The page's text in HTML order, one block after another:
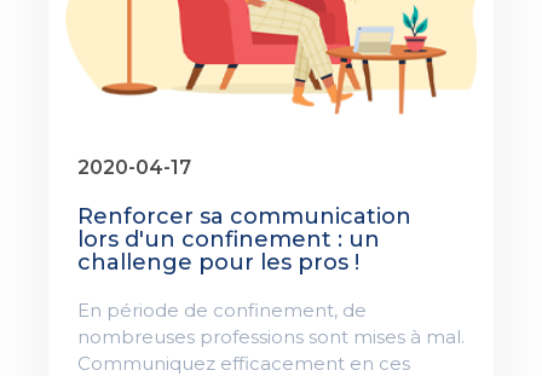
2020-04-17
Renforcer sa communication
lors d'un confinement : un
challenge pour les pros !
En période de confinement, de
nombreuses professions sont mises à mal.
Communiquez efficacement en ces